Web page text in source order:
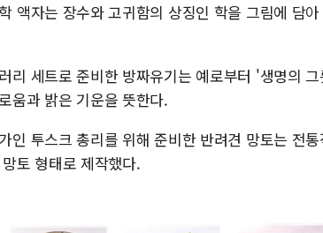
액자는 장수와 고귀함의 상징인 학을 그림에 담
리 세트로 준비한 방짜유기는 예로부터 '생명의
움과 밝은 기운을 뜻한다.
인 투스크 총리를 위해 준비한 반려견 망토는 전
토 형태로 제작했다.